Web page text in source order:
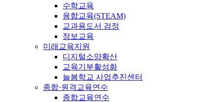
수학교육
융합교육(STEAM)
교과용도서 검정
정보교육
미래교육지원
디지털소양확산
교육기부활성화
늘봄학교 사업추진센터
종합·원격교육연수
종합교육연수